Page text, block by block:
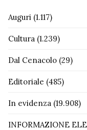
Auguri (1.117)
Cultura (1.239)
Dal Cenacolo (29)
Editoriale (485)
In evidenza (19.908)
INFORMAZIONE